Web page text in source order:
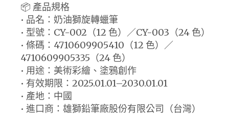
📦 產品規格
• 品名：奶油獅旋轉蠟筆
• 型號：CY-002（12 色）／CY-003（24 色）
• 條碼：4710609905410（12 色）／
4710609905335（24 色）
• 用途：美術彩繪、塗鴉創作
• 有效期限：2025.01.01–2030.01.01
• 產地：中國
• 進口商：雄獅鉛筆廠股份有限公司（台灣）